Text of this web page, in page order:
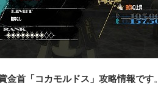
金首「コカモルドス」攻略情報です。